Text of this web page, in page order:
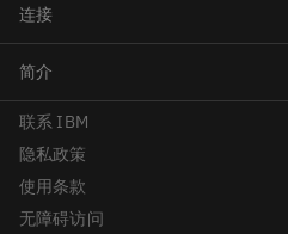
联系 IBM
隐私政策
使用条款
无障碍访问